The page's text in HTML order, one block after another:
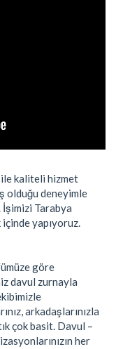
kaliteli hizmet
olduğu deneyimle
İşimizi Tarabya
yapıyoruz.
göre
davul zurnayla
arkadaşlarınızla
çok basit. Davul –
her